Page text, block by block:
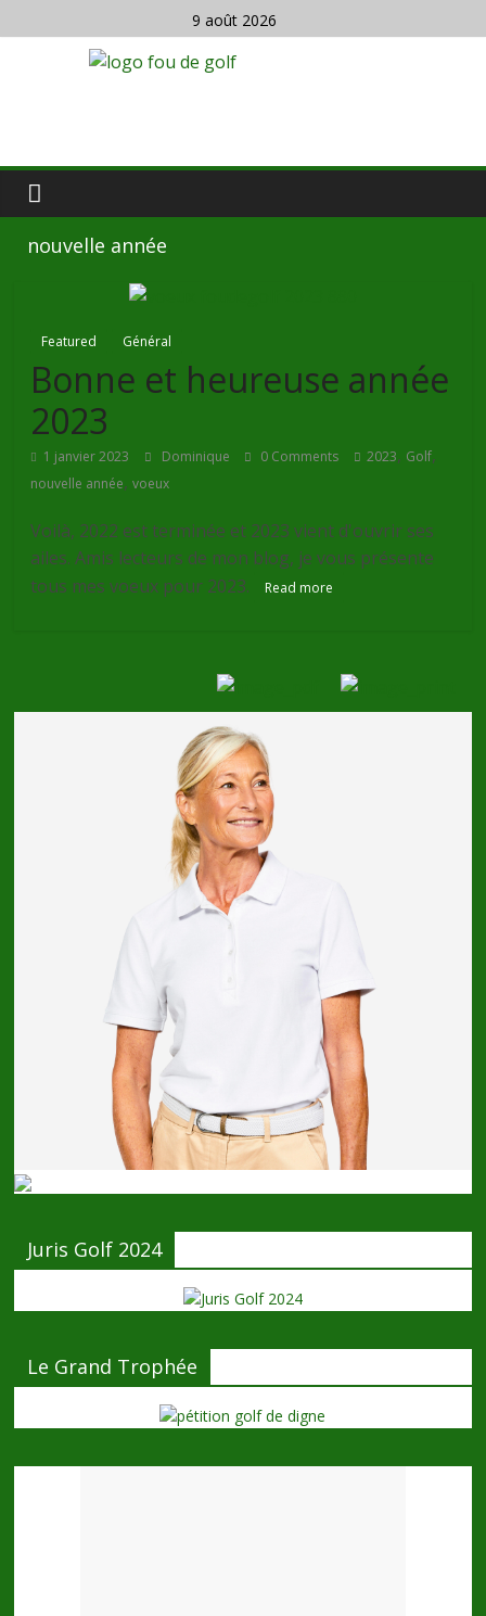
9 août 2026
nouvelle année
Featured Général
Bonne et heureuse année
2023
1 janvier 2023 Dominique 0 Comments 2023, Golf,
nouvelle année,voeux
Voilà, 2022 est terminée et 2023 vient d'ouvrir ses
ailes. Amis lecteurs de mon blog, je vous présente
tous mes voeux pour 2023.
Read more
Juris Golf 2024
Le Grand Trophée